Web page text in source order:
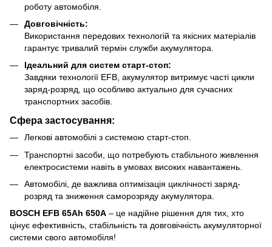
роботу автомобіля.
Довговічність:
Використання передових технологій та якісних матеріалів
гарантує тривалий термін служби акумулятора.
Ідеальний для систем старт-стоп:
Завдяки технології EFB, акумулятор витримує часті цикли
заряд-розряд, що особливо актуально для сучасних
транспортних засобів.
Сфера застосування:
Легкові автомобілі з системою старт-стоп.
Транспортні засоби, що потребують стабільного живлення
електросистеми навіть в умовах високих навантажень.
Автомобілі, де важлива оптимізація циклічності заряд-
розряд та зниження саморозряду акумулятора.
BOSCH EFB 65Ah 650A – це надійне рішення для тих, хто
цінує ефективність, стабільність та довговічність акумуляторної
системи свого автомобіля!